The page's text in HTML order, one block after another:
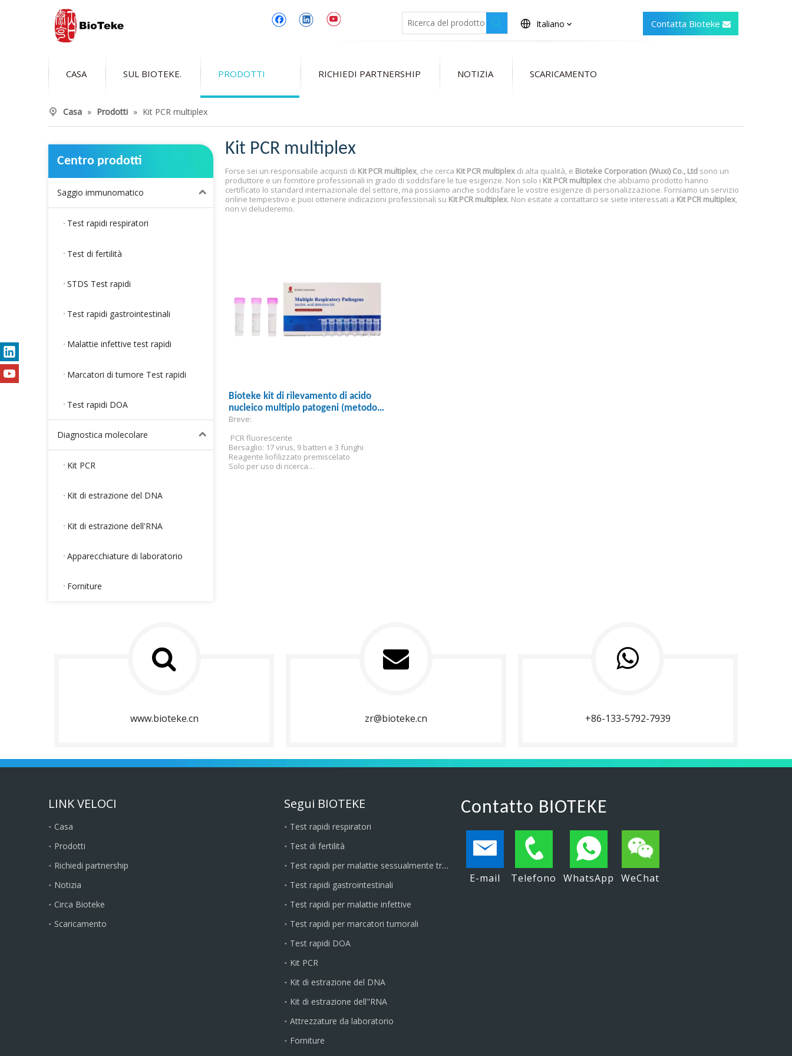
Italiano Contatta Bioteke
CASA SUL BIOTEKE. PRODOTTI RICHIEDI PARTNERSHIP NOTIZIA SCARICAMENTO
Casa » Prodotti » Kit PCR multiplex
Centro prodotti
Saggio immunomatico
Test rapidi respiratori
Test di fertilità
STDS Test rapidi
Test rapidi gastrointestinali
Malattie infettive test rapidi
Marcatori di tumore Test rapidi
Test rapidi DOA
Diagnostica molecolare
Kit PCR
Kit di estrazione del DNA
Kit di estrazione dell'RNA
Apparecchiature di laboratorio
Forniture
Kit PCR multiplex
Forse sei un responsabile acquisti di Kit PCR multiplex, che cerca Kit PCR multiplex di alta qualità, e Bioteke Corporation (Wuxi) Co., Ltd sono un
produttore e un fornitore professionali in grado di soddisfare le tue esigenze. Non solo i Kit PCR multiplex che abbiamo prodotto hanno
certificato lo standard internazionale del settore, ma possiamo anche soddisfare le vostre esigenze di personalizzazione. Forniamo un servizio
online tempestivo e puoi ottenere indicazioni professionali su Kit PCR multiplex. Non esitate a contattarci se siete interessati a Kit PCR multiplex,
non vi deluderemo.
Bioteke kit di rilevamento di acido
nucleico multiplo patogeni (metodo
PCR fluorescenza)
Breve:
PCR fluorescente
Bersaglio: 17 virus, 9 batteri e 3 funghi
Reagente liofilizzato premiscelato
Solo per uso di ricerca
www.bioteke.cn zr@bioteke.cn +86-133-5792-7939
LINK VELOCI
Casa
Prodotti
Richiedi partnership
Notizia
Circa Bioteke
Scaricamento
Segui BIOTEKE
Test rapidi respiratori
Test di fertilità
Test rapidi per malattie sessualmente trasmissibili
Test rapidi gastrointestinali
Test rapidi per malattie infettive
Test rapidi per marcatori tumorali
Test rapidi DOA
Kit PCR
Kit di estrazione del DNA
Kit di estrazione dell"RNA
Attrezzature da laboratorio
Forniture
Contatto BIOTEKE
E-mail Telefono WhatsApp WeChat